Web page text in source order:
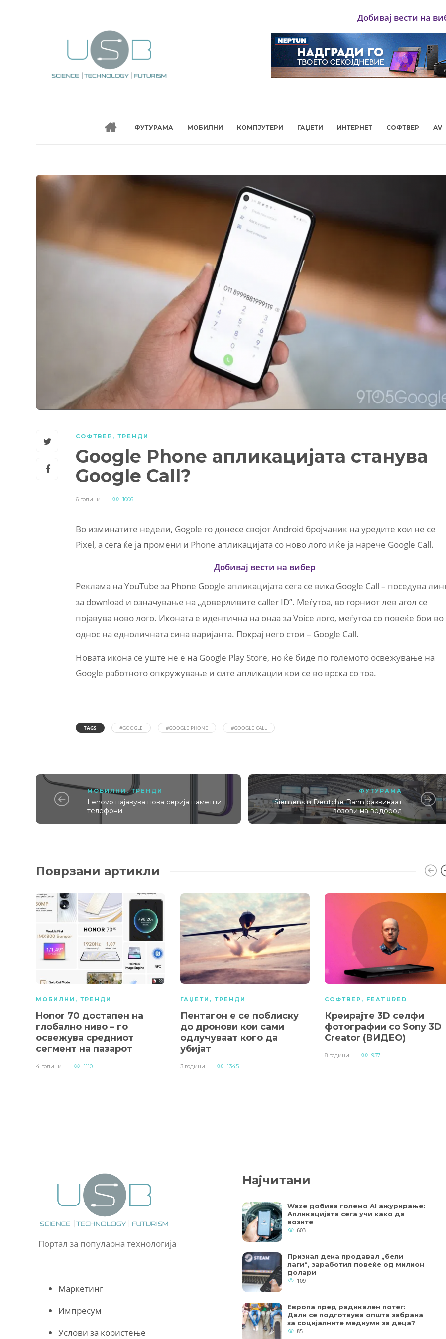
Добивај вести на
ФУТУРАМА МОБИЛНИ КОМПЈУТЕРИ ГАЏЕТИ ИНТЕРНЕТ СОФТВЕР AV
СОФТВЕР , ТРЕНДИ
Google Phone апликацијата станува
Google Call?
6 години 1006
Во изминатите недели, Gogole го донесе својот Android бројчаник на уредите кои не се
Pixel, а сега ќе ја промени и Phone апликацијата со ново лого и ќе ја нарече Google Call.
Добивај вести на вибер
Реклама на YouTube за Phone Google апликацијата сега се вика Google Call – поседува
за download и означување на „доверливите caller ID”. Меѓутоа, во горниот лев агол се
појавува ново лого. Иконата е идентична на онаа за Voice лого, меѓутоа со повеќе бои во
однос на едноличната сина варијанта. Покрај него стои – Google Call.
Новата икона се уште не е на Google Play Store, но ќе биде по големото освежување на
Google работното опкружување и сите апликации кои се во врска со тоа.
TAGS #GOOGLE #GOOGLE PHONE #GOOGLE CALL
МОБИЛНИ,ТРЕНДИ
Lenovo најавува нова серија паметни
телефони
ФУТУРАМА
Siemens и Deutche Bahn развиваат
возови на водород
Поврзани артикли
МОБИЛНИ , ТРЕНДИ
Honor 70 достапен на
глобално ниво – го
освежува средниот
сегмент на пазарот
4 години 1110
ГАЏЕТИ , ТРЕНДИ
Пентагон е се поблиску
до дронови кои сами
одлучуваат кого да
убијат
3 години 1345
СОФТВЕР , FEATURED
Креирајте 3D селфи
фотографии со Sony 3D
Creator (ВИДЕО)
8 години 937
Портал за популарна технологија
Маркетинг
Импресум
Услови за користење
Најчитани
Waze добива големо AI ажурирање:
Апликацијата сега учи како да
возите
603
Признал дека продавал „бели
лаги“, заработил повеќе од милион
долари
109
Европа пред радикален потег:
Дали се подготвува општа забрана
за социјалните медиуми за деца?
85